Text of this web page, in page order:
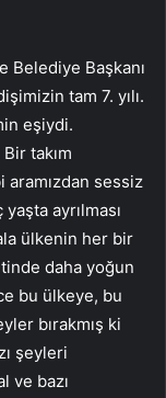
Belediye Başkanı
tam 7. yılı.
eşiydi.
takım
sessiz
ayrılması
ülkenin her bir
daha yoğun
bu ülkeye, bu
bırakmış ki
şeyleri
ve bazı